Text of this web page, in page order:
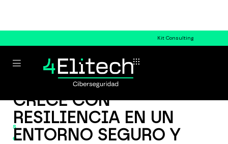
Kit Consulting
s
e
CRECE CON
RESILIENCIA EN UN
ENTORNO SEGURO Y